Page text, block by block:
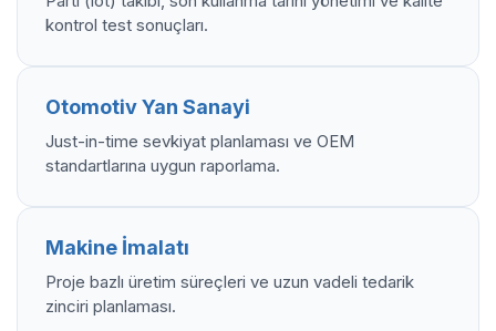
kontrol test sonuçları.
Otomotiv Yan Sanayi
Just-in-time sevkiyat planlaması ve OEM
standartlarına uygun raporlama.
Makine İmalatı
Proje bazlı üretim süreçleri ve uzun vadeli tedarik
zinciri planlaması.